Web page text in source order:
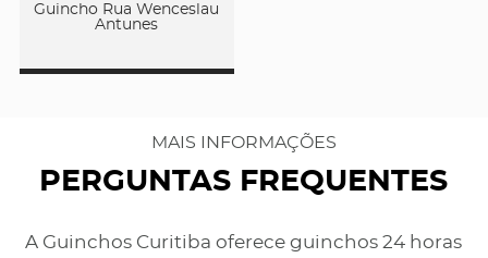
Guincho Rua Wenceslau
Antunes
MAIS INFORMAÇÕES
PERGUNTAS FREQUENTES
A Guinchos Curitiba oferece guinchos 24 horas